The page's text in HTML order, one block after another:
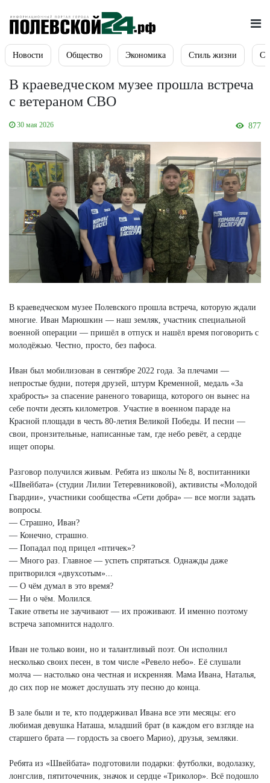
Новости Общество Экономика Стиль жизни
В краеведческом музее прошла встреча
с ветераном СВО
30 мая 2026 877
В краеведческом музее Полевского прошла встреча, которую ждали
многие. Иван Марюшкин — наш земляк, участник специальной
военной операции — пришёл в отпуск и нашёл время поговорить с
молодёжью. Честно, просто, без пафоса.
Иван был мобилизован в сентябре 2022 года. За плечами —
непростые будни, потеря друзей, штурм Кременной, медаль «За
храбрость» за спасение раненого товарища, которого он вынес на
себе почти десять километров. Участие в военном параде на
Красной площади в честь 80-летия Великой Победы. И песни —
свои, пронзительные, написанные там, где небо ревёт, а сердце
ищет опоры.
Разговор получился живым. Ребята из школы № 8, воспитанники
«Швейбата» (студии Лилии Тетеревниковой), активисты «Молодой
Гвардии», участники сообщества «Сети добра» — все могли задать
вопросы.
— Страшно, Иван?
— Конечно, страшно.
— Попадал под прицел «птичек»?
— Много раз. Главное — успеть спрятаться. Однажды даже
притворился «двухсотым»...
— О чём думал в это время?
— Ни о чём. Молился.
Такие ответы не заучивают — их проживают. И именно поэтому
встреча запомнится надолго.
Иван не только воин, но и талантливый поэт. Он исполнил
несколько своих песен, в том числе «Ревело небо». Её слушали
молча — настолько она честная и искренняя. Мама Ивана, Наталья,
до сих пор не может дослушать эту песню до конца.
В зале были и те, кто поддерживал Ивана все эти месяцы: его
любимая девушка Наташа, младший брат (в каждом его взгляде на
старшего брата — гордость за своего Марио), друзья, земляки.
Ребята из «Швейбата» подготовили подарки: футболки, водолазку,
лонгслив, пятиточечник, значок и сердце «Триколор». Всё подошло